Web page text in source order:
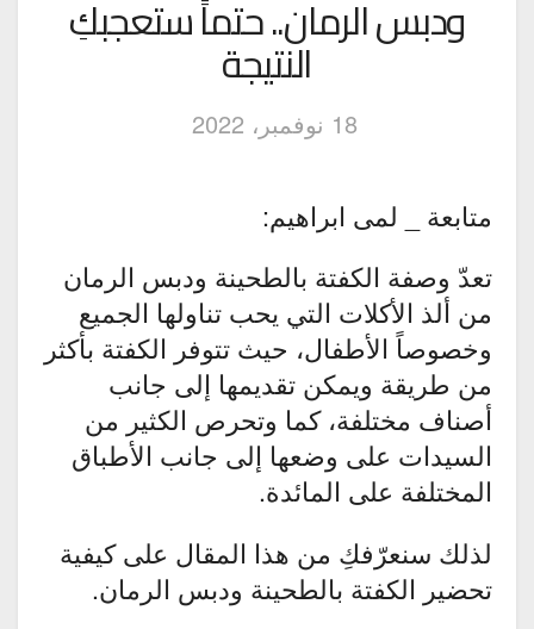
ودبس الرمان.. حتماً ستعجبكِ
النتيجة
18 نوفمبر، 2022
متابعة _ لمى ابراهيم:
تعدّ وصفة الكفتة بالطحينة ودبس الرمان
من ألذ الأكلات التي يحب تناولها الجميع
وخصوصاً الأطفال، حيث تتوفر الكفتة بأكثر
من طريقة ويمكن تقديمها إلى جانب
أصناف مختلفة، كما وتحرص الكثير من
السيدات على وضعها إلى جانب الأطباق
المختلفة على المائدة.
لذلك سنعرّفكِ من هذا المقال على كيفية
تحضير الكفتة بالطحينة ودبس الرمان.